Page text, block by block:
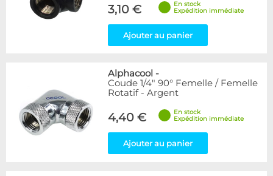
3,10 €
En stock
Expédition immédiate
Ajouter au panier
Alphacool -
Coude 1/4" 90° Femelle / Femelle
Rotatif - Argent
4,40 €
En stock
Expédition immédiate
Ajouter au panier